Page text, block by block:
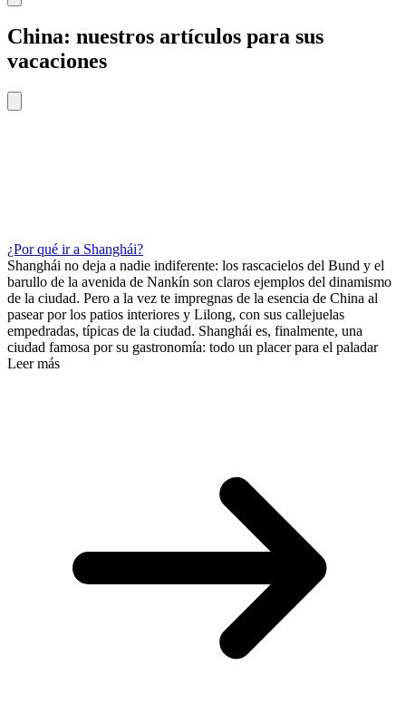
China: nuestros artículos para sus
vacaciones
¿Por qué ir a Shanghái?
Shanghái no deja a nadie indiferente: los rascacielos del Bund y el
barullo de la avenida de Nankín son claros ejemplos del dinamismo
de la ciudad. Pero a la vez te impregnas de la esencia de China al
pasear por los patios interiores y Lilong, con sus callejuelas
empedradas, típicas de la ciudad. Shanghái es, finalmente, una
ciudad famosa por su gastronomía: todo un placer para el paladar
Leer más